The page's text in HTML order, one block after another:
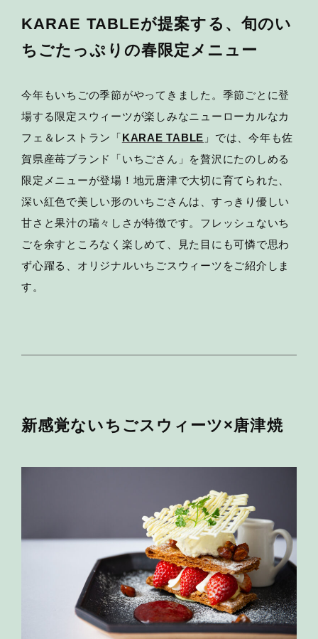
KARAE TABLEが提案する、旬のい
ちごたっぷりの春限定メニュー
今年もいちごの季節がやってきました。季節ごとに登
場する限定スウィーツが楽しみなニューローカルなカ
フェ＆レストラン「KARAE TABLE 」では、今年も佐
賀県産苺ブランド「いちごさん」を贅沢にたのしめる
限定メニューが登場！地元唐津で大切に育てられた、
深い紅色で美しい形のいちごさんは、すっきり優しい
甘さと果汁の瑞々しさが特徴です。フレッシュないち
ごを余すところなく楽しめて、見た目にも可憐で思わ
ず心躍る、オリジナルいちごスウィーツをご紹介しま
す。
新感覚ないちごスウィーツ×唐津焼